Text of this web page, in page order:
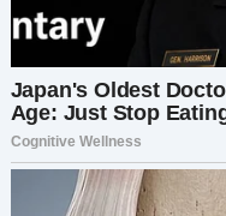
Я радостно
когда она
окаменело. Она
не видела.
— Она нас точно
чувствуя, как